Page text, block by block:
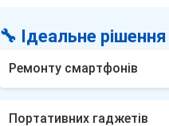
🔧 Ідеальне
Ремонту смартфонів
Портативних гаджетів